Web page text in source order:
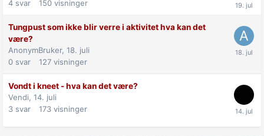
4 svar 150 visninger
Tungpust som ikke blir verre i aktivitet hva kan det
være?
AnonymBruker, 18. juli
0 svar 127 visninger
Vondt i kneet - hva kan det være?
Vendi, 14. juli
3 svar 173 visninger